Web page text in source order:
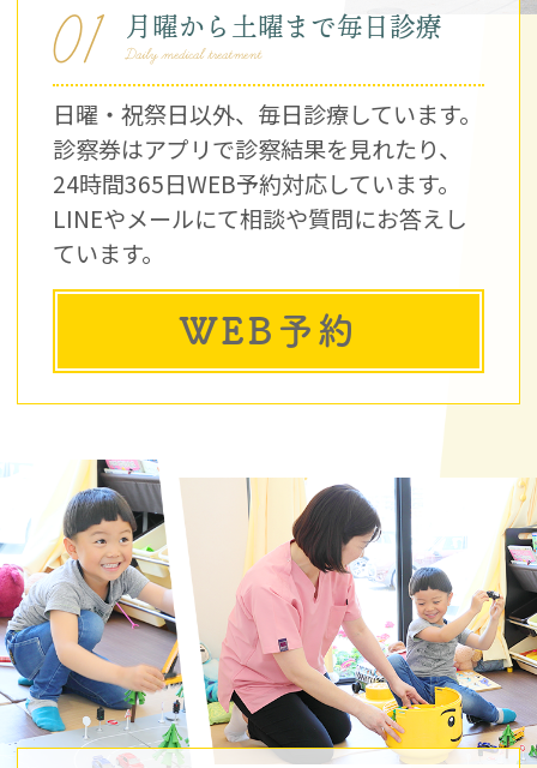
01 月曜から土曜まで毎日診療
Daily medical treatment
日曜・祝祭日以外、毎日診療しています。
診察券はアプリで診察結果を見れたり、
24時間365日WEB予約対応しています。
LINEやメールにて相談や質問にお答えし
ています。
WEB予約